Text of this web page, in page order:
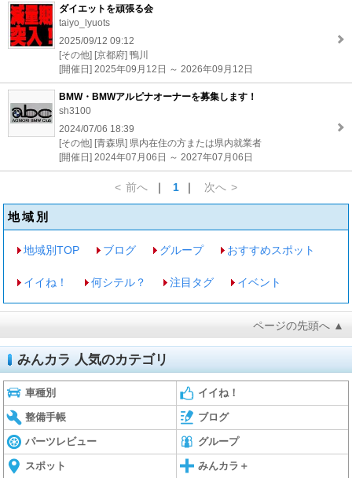
ダイエットを頑張る会
taiyo_lyuots
2025/09/12 09:12
[その他] [京都府] 鴨川
[開催日] 2025年09月12日 ～ 2026年09月12日
BMW・BMWアルピナオーナーを募集します！
sh3100
2024/07/06 18:39
[その他] [青森県] 県内在住の方または県内就業者
[開催日] 2024年07月06日 ～ 2027年07月06日
< 前へ ｜ 1 ｜ 次へ >
地域別
地域別TOP ブログ グループ おすすめスポット
イイね！ 何シテル？ 注目タグ イベント
ページの先頭へ ▲
みんカラ 人気のカテゴリ
車種別 イイね！
整備手帳 ブログ
パーツレビュー グループ
スポット みんカラ＋